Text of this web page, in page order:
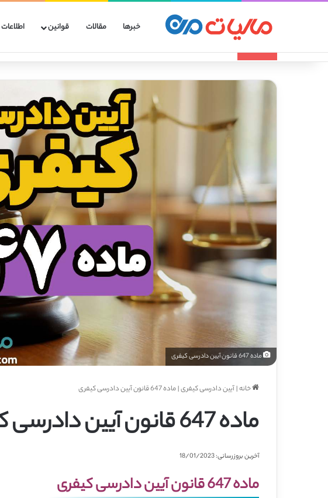
خبرها مقالات قوانین اطلاعات
ماده 647 قانون آیین دادرسی کیفری
خانه|آیین دادرسی کیفری|ماده 647 قانون آیین دادرسی کیفری
ماده 647 قانون آیین دادرسی کیفری
آخرین بروزرسانی: 18/01/2023
ماده 647 قانون آیین دادرسی کیفری